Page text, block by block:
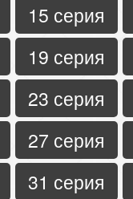
15 серия
19 серия
23 серия
27 серия
31 серия